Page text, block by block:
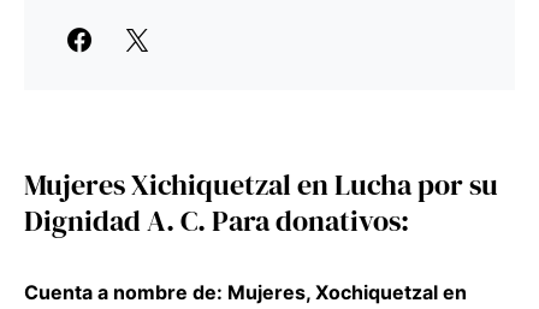
Mujeres Xichiquetzal en Lucha por su
Dignidad A. C. Para donativos:
Cuenta a nombre de: Mujeres, Xochiquetzal en